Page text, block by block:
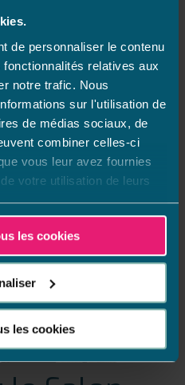
de personnaliser le contenu
relatives aux
notre trafic. Nous
sur l'utilisation de
de médias sociaux, de
combiner celles-ci
vous leur avez fournies
votre utilisation de leurs
les cookies
les cookies
,Groupe
d’un mois, les
proposent des offres
être et M’Water.